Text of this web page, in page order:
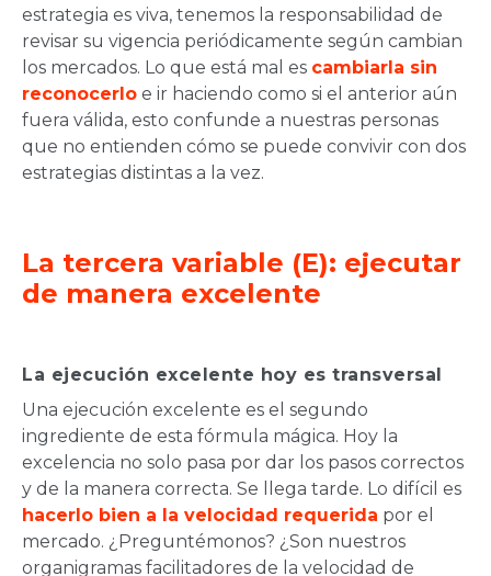
estrategia es viva, tenemos la responsabilidad de
revisar su vigencia periódicamente según cambian
los mercados. Lo que está mal es cambiarla sin
reconocerlo e ir haciendo como si el anterior aún
fuera válida, esto confunde a nuestras personas
que no entienden cómo se puede convivir con dos
estrategias distintas a la vez.
La tercera variable (E): ejecutar
de manera excelente
La ejecución excelente hoy es transversal
Una ejecución excelente es el segundo
ingrediente de esta fórmula mágica. Hoy la
excelencia no solo pasa por dar los pasos correctos
y de la manera correcta. Se llega tarde. Lo difícil es
hacerlo bien a la velocidad requerida por el
mercado. ¿Preguntémonos? ¿Son nuestros
organigramas facilitadores de la velocidad de